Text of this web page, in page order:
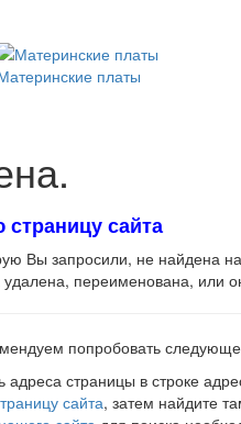
платы
страницу сайта
Вы запросили, не найдена
переименована, или
попробовать
адреса страницы в строке
сайта, затем найдите